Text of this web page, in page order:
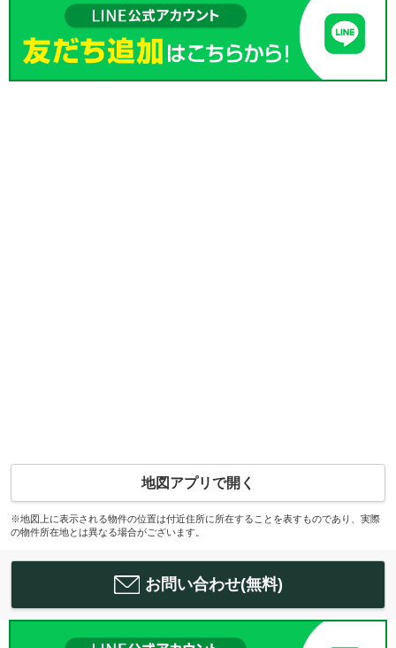
地図アプリで開く
※地図上に表示される物件の位置は付近住所に所在することを表すものであり、実際
の物件所在地とは異なる場合がございます。
お問い合わせ(無料)